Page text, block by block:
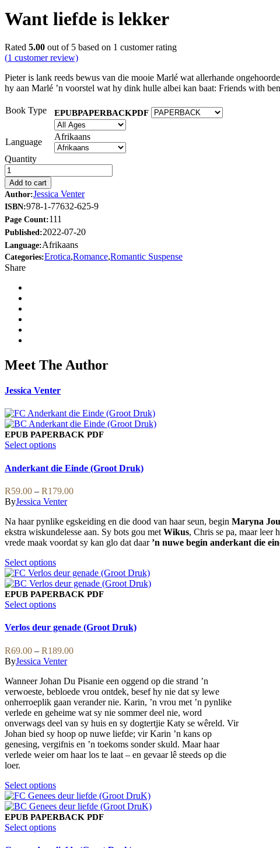
R39.00
through
Want liefde is lekker
Rated 5.00 out of 5 based on 1 customer rating
(1 customer review)
Pieter is lank reeds bewus van die mooie Marlé wat allerhande
hy aan Marlé ’n voorstel wat hy dink hulle albei kan baat: Friends with
Book Type EPUBPAPERBACKPDF
Language
Afrikaans
Quantity
Add to cart
Author:Jessica Venter
ISBN:978-1-77632-625-9
Page Count:111
Published:2022-07-20
Language:Afrikaans
Categories:Erotica,Romance,Romantic Suspense
Share
Meet The Author
Jessica Venter
EPUB PAPERBACK PDF
Select optionsThis
has
multiple
variants.
The
options
may
be
chosen
the
product
page
Anderkant die Einde (Groot Druk)
R59.00 – R179.00Price
through
R179.00
ByJessica Venter
Na haar pynlike egskeiding en die dood van haar seun, begin Maryna
ekstra wiskundelesse aan. Sy bots gou met Wikus, Chris se pa, maar leer
vrede maak voordat sy kan glo dat daar ’n nuwe begin anderkant die
Select optionsThis
product
has
multiple
variants.
options
may
be
chosen
on
the
product
page
EPUB PAPERBACK PDF
Select optionsThis
has
multiple
variants.
The
options
may
be
chosen
on
the
product
page
Verlos deur genade (Groot Druk)
R69.00 – R189.00Price
through
R189.00
ByJessica Venter
Wanneer Johan Du Pisanie een oggend op die strand ’n
verwoeste, bebloede vrou ontdek, besef hy nie dat sy lewe
onherroeplik gaan verander nie. Karin, ’n vrou met ’n pynlike
verlede en geheime wat sy nie sommer deel nie, word
onverwags deel van sy huis en sy dogtertjie Katy se wêreld. Vir
Johan bied sy hoop op nuwe liefde; vir Karin ’n kans op
genesing, vergifnis en ’n toekoms sonder skuld. Maar haar
verlede weier om haar los te laat – en gevaar lê steeds op die
loer.
Select optionsThis
product
has
multiple
variants.
EPUB PAPERBACK PDF
Select optionsThis